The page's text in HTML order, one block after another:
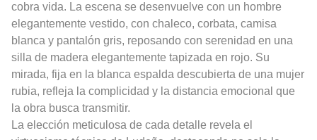
cobra vida. La escena se desenvuelve con un hombre
elegantemente vestido, con chaleco, corbata, camisa
blanca y pantalón gris, reposando con serenidad en una
silla de madera elegantemente tapizada en rojo. Su
mirada, fija en la blanca espalda descubierta de una mujer
rubia, refleja la complicidad y la distancia emocional que
la obra busca transmitir.
La elección meticulosa de cada detalle revela el